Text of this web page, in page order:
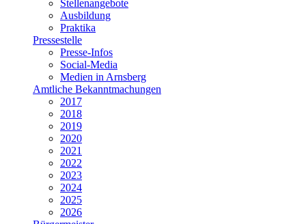
Stellenangebote
Ausbildung
Praktika
Pressestelle
Presse-Infos
Social-Media
Medien in Arnsberg
Amtliche Bekanntmachungen
2017
2018
2019
2020
2021
2022
2023
2024
2025
2026